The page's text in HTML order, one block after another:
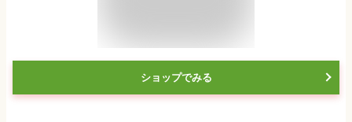
ショップでみる